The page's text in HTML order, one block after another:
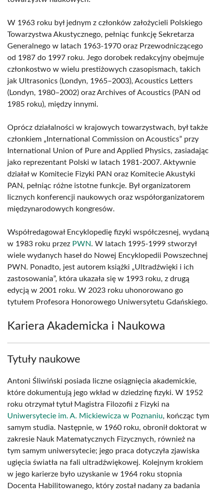
W 1963 roku był jednym z członków założycieli Polskiego
Towarzystwa Akustycznego, pełniąc funkcję Sekretarza
Generalnego w latach 1963-1970 oraz Przewodniczącego
od 1987 do 1997 roku. Jego dorobek redakcyjny obejmuje
członkostwo w wielu prestiżowych czasopismach, takich
jak Ultrasonics (Londyn, 1965–2003), Acoustics Letters
(Londyn, 1980–2002) oraz Archives of Acoustics (PAN od
1985 roku), między innymi.
Oprócz działalności w krajowych towarzystwach, był także
członkiem „International Commission on Acoustics” przy
International Union of Pure and Applied Physics, zasiadając
jako reprezentant Polski w latach 1981-2007. Aktywnie
działał w Komitecie Fizyki PAN oraz Komitecie Akustyki
PAN, pełniąc różne istotne funkcje. Był organizatorem
licznych konferencji naukowych oraz współorganizatorem
międzynarodowych kongresów.
Współredagował Encyklopedię fizyki współczesnej, wydaną
w 1983 roku przez PWN. W latach 1995-1999 stworzył
wiele wydanych haseł do Nowej Encyklopedii Powszechnej
PWN. Ponadto, jest autorem książki „Ultradźwięki i ich
zastosowania”, która ukazała się w 1993 roku, z drugą
edycją w 2001 roku. W 2023 roku uhonorowano go
tytułem Profesora Honorowego Uniwersytetu Gdańskiego.
Kariera Akademicka i Naukowa
Tytuły naukowe
Antoni Śliwiński posiada liczne osiągnięcia akademickie,
które dokumentują jego wkład w dziedzinę fizyki. W 1952
roku otrzymał tytuł Magistra Filozofii z Fizyki na
Uniwersytecie im. A. Mickiewicza w Poznaniu, kończąc tym
samym studia. Następnie, w 1960 roku, obronił doktorat w
zakresie Nauk Matematycznych Fizycznych, również na
tym samym uniwersytecie; jego praca dotyczyła zjawiska
ugięcia światła na fali ultradźwiękowej. Kolejnym krokiem
w jego karierze było uzyskanie w 1964 roku stopnia
Docenta Habilitowanego, który został nadany za badania